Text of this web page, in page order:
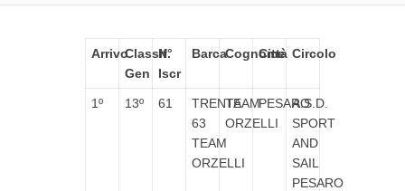
ArrivoClassif.
Gen
N°
Iscr
BarcaCognome
Città Circolo
1º 13º 61
TRENTA
63
TEAM
ORZELLI
TEAM
ORZELLI
PESAROA.S.D.
SPORT
AND
SAIL
PESARO